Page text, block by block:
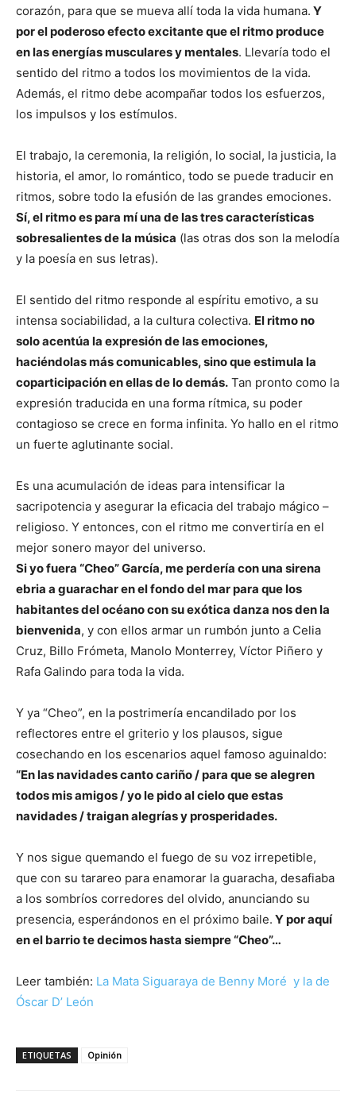
corazón, para que se mueva allí toda la vida humana. Y
por el poderoso efecto excitante que el ritmo produce
en las energías musculares y mentales. Llevaría todo el
sentido del ritmo a todos los movimientos de la vida.
Además, el ritmo debe acompañar todos los esfuerzos,
los impulsos y los estímulos.
El trabajo, la ceremonia, la religión, lo social, la justicia, la
historia, el amor, lo romántico, todo se puede traducir en
ritmos, sobre todo la efusión de las grandes emociones.
Sí, el ritmo es para mí una de las tres características
sobresalientes de la música (las otras dos son la melodía
y la poesía en sus letras).
El sentido del ritmo responde al espíritu emotivo, a su
intensa sociabilidad, a la cultura colectiva. El ritmo no
solo acentúa la expresión de las emociones,
haciéndolas más comunicables, sino que estimula la
coparticipación en ellas de lo demás. Tan pronto como la
expresión traducida en una forma rítmica, su poder
contagioso se crece en forma infinita. Yo hallo en el ritmo
un fuerte aglutinante social.
Es una acumulación de ideas para intensificar la
sacripotencia y asegurar la eficacia del trabajo mágico –
religioso. Y entonces, con el ritmo me convertiría en el
mejor sonero mayor del universo.
Si yo fuera “Cheo” García, me perdería con una sirena
ebria a guarachar en el fondo del mar para que los
habitantes del océano con su exótica danza nos den la
bienvenida, y con ellos armar un rumbón junto a Celia
Cruz, Billo Frómeta, Manolo Monterrey, Víctor Piñero y
Rafa Galindo para toda la vida.
Y ya “Cheo”, en la postrimería encandilado por los
reflectores entre el griterio y los plausos, sigue
cosechando en los escenarios aquel famoso aguinaldo:
“En las navidades canto cariño / para que se alegren
todos mis amigos / yo le pido al cielo que estas
navidades / traigan alegrías y prosperidades.
Y nos sigue quemando el fuego de su voz irrepetible,
que con su tarareo para enamorar la guaracha, desafiaba
a los sombríos corredores del olvido, anunciando su
presencia, esperándonos en el próximo baile. Y por aquí
en el barrio te decimos hasta siempre “Cheo”…
Leer también: La Mata Siguaraya de Benny Moré y la de
Óscar D’ León
ETIQUETAS Opinión